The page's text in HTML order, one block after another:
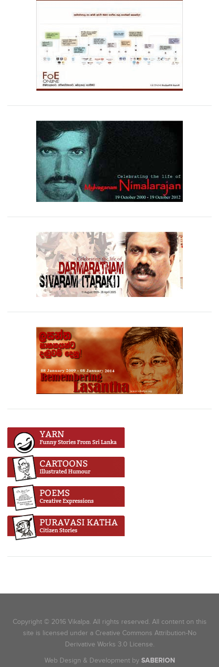
Copyright © 2016 Vikalpa. All rights reserved. All content on this
site is licensed under a Creative Commons Attribution-No
Derivative Works 3.0 License.
Web Design & Development by SABERION